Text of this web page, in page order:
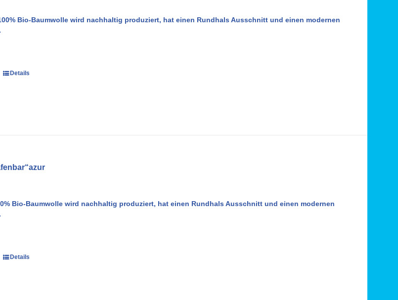
Bio-Baumwolle wird nachhaltig produziert, hat einen Rundhals Ausschnitt und einen modernen
Details
Bio-Baumwolle wird nachhaltig produziert, hat einen Rundhals Ausschnitt und einen modernen
Details